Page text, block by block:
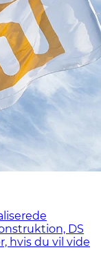
DS
hvis du vil vide